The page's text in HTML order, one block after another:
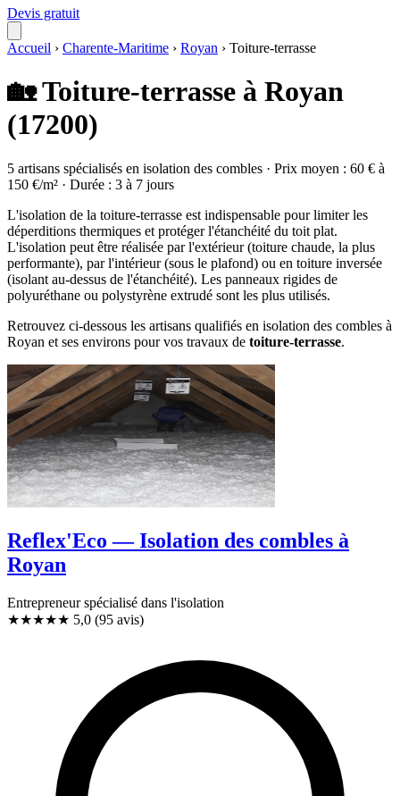
Devis gratuit
Accueil › Charente-Maritime › Royan › Toiture-terrasse
🏡 Toiture-terrasse à Royan
(17200)
5 artisans spécialisés en isolation des combles · Prix moyen : 60 € à
150 €/m² · Durée : 3 à 7 jours
L'isolation de la toiture-terrasse est indispensable pour limiter les
déperditions thermiques et protéger l'étanchéité du toit plat.
L'isolation peut être réalisée par l'extérieur (toiture chaude, la plus
performante), par l'intérieur (sous le plafond) ou en toiture inversée
(isolant au-dessus de l'étanchéité). Les panneaux rigides de
polyuréthane ou polystyrène extrudé sont les plus utilisés.
Retrouvez ci-dessous les artisans qualifiés en isolation des combles à
Royan et ses environs pour vos travaux de toiture-terrasse.
Reflex'Eco — Isolation des combles à
Royan
Entrepreneur spécialisé dans l'isolation
★★★★★ 5,0 (95 avis)